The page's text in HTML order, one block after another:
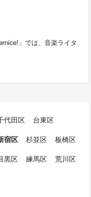
」では、音楽ライタ
代田区
台東区
宿区 杉並区
板橋区
黒区 練馬区
荒川区